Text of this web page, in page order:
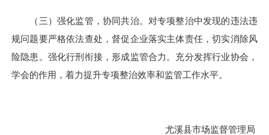
（三）强化监管，协同共治。对专项整治中发现的违法违
规问题要严格依法查处，督促企业落实主体责任，切实消除风
险隐患。强化行刑衔接，形成监管合力。充分发挥行业协会，
学会的作用，着力提升专项整治效率和监管工作水平。
尤溪县市场监督管理局